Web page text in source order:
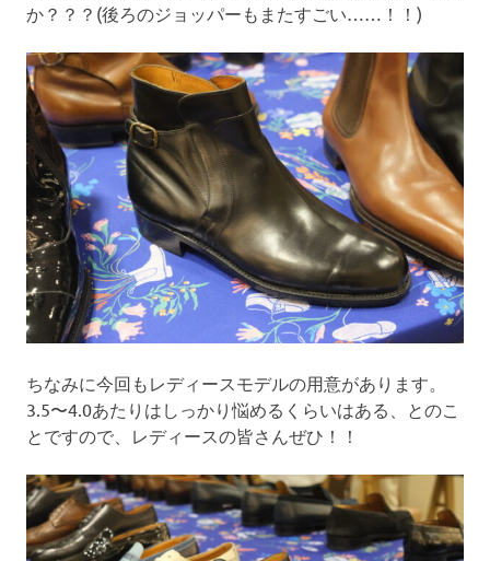
か？？？(後ろのジョッパーもまたすごい……！！)
ちなみに今回もレディースモデルの用意があります。
3.5〜4.0あたりはしっかり悩めるくらいはある、とのこ
とですので、レディースの皆さんぜひ！！